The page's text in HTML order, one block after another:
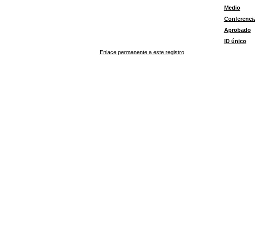
Medio
Aprobado
ID único
Enlace permanente a este registro